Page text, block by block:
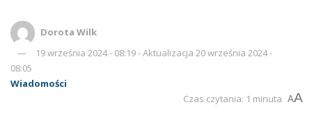
Dorota Wilk
19 września 2024 - 08:19 - Aktualizacja 20 września 2024 -
08:05
Wiadomości
Czas czytania: 1 minuta AA